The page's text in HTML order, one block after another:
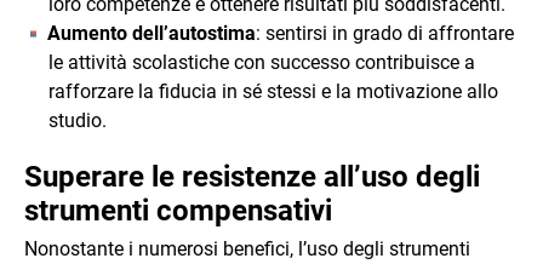
Aumento dell’autostima: sentirsi in grado di affrontare
le attività scolastiche con successo contribuisce a
rafforzare la fiducia in sé stessi e la motivazione allo
studio.
Superare le resistenze all’uso degli
strumenti compensativi
Nonostante i numerosi benefici, l’uso degli strumenti